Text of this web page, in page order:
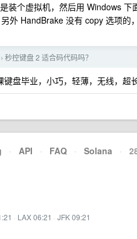
装个虚拟机，然后用 Windows
外 HandBrake 没有 copy 选项
› 秒控键盘 2 适合码代码吗？
盘毕业，小巧，轻薄，无线，超
· API · FAQ · Solana ·
· LAX 06:21 · JFK 09:21